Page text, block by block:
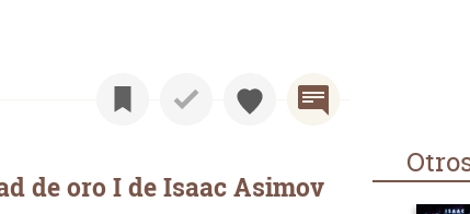
de oro I de Isaac Asimov